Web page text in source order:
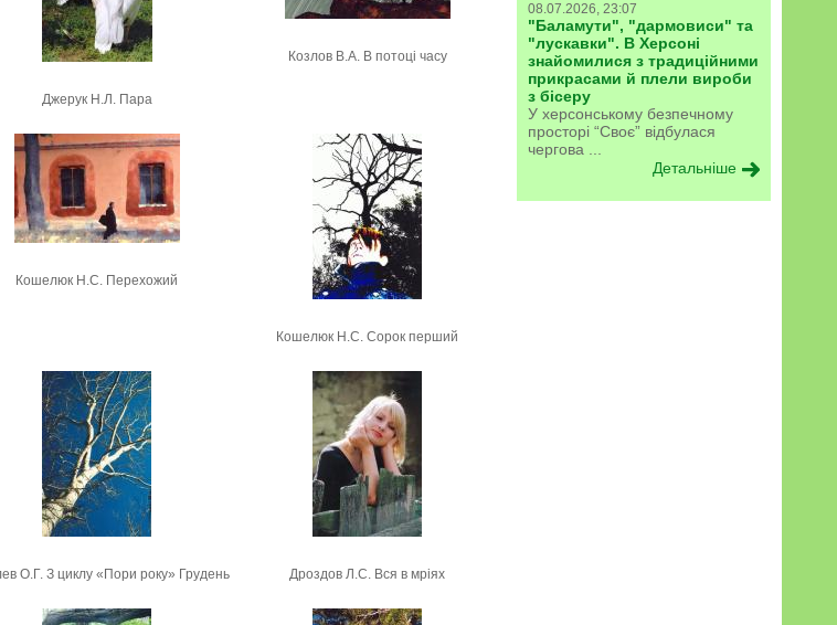
08.07.2026, 23:07
"Баламути", "дармовиси" та
"лускавки". В Херсоні
знайомилися з традиційними
прикрасами й плели вироби
з бісеру
У херсонському безпечному
просторі “Своє” відбулася
чергова ...
Детальніше
Джерук Н.Л. Пара
Козлов В.А. В потоці часу
Кошелюк Н.С. Перехожий
Кошелюк Н.С. Сорок перший
О.Г. З циклу «Пори року» Грудень Дроздов Л.С. Вся в мріях